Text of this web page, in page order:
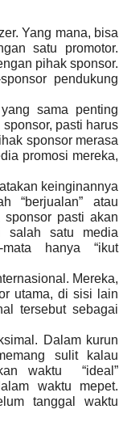
Yang mana, bisa
satu promotor.
pihak sponsor.
pendukung
sama penting
pasti harus
sponsor merasa
promosi mereka,
keinginannya
“berjualan” atau
sponsor pasti akan
salah satu media
hanya “ikut
Mereka,
utama, di sisi lain
tersebut sebagai
Dalam kurun
sulit kalau
waktu “ideal”
waktu mepet.
tanggal waktu